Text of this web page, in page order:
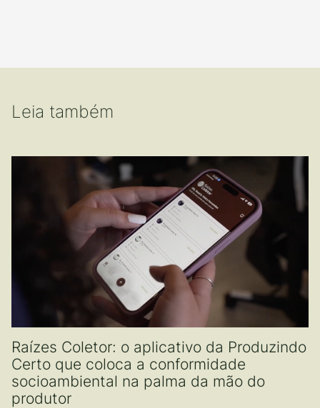
Leia também
Raízes Coletor: o aplicativo da Produzindo
Certo que coloca a conformidade
socioambiental na palma da mão do
produtor